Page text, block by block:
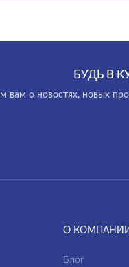
О КОМПАНИИ
Блог
БУДЬ В
вам о новостях, новых